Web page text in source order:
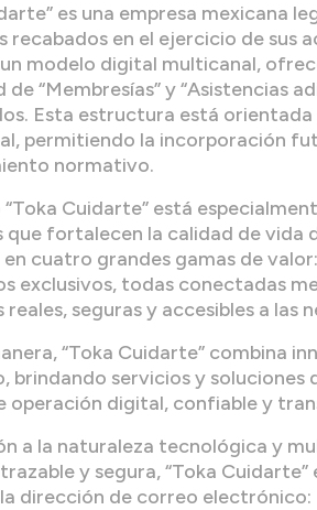
es una empresa mexicana
recabados en el ejercicio de
modelo digital multicanal,
de “Membresías” y “Asistencias
Esta estructura está
permitiendo la incorporación
normativo.
“Toka Cuidarte” está
que fortalecen la calidad de
cuatro grandes gamas de
exclusivos, todas conectadas
reales, seguras y accesibles a las
“Toka Cuidarte” combina
brindando servicios y soluciones
operación digital, confiable y
a la naturaleza tecnológica y
y segura, “Toka
dirección de correo electrónico: